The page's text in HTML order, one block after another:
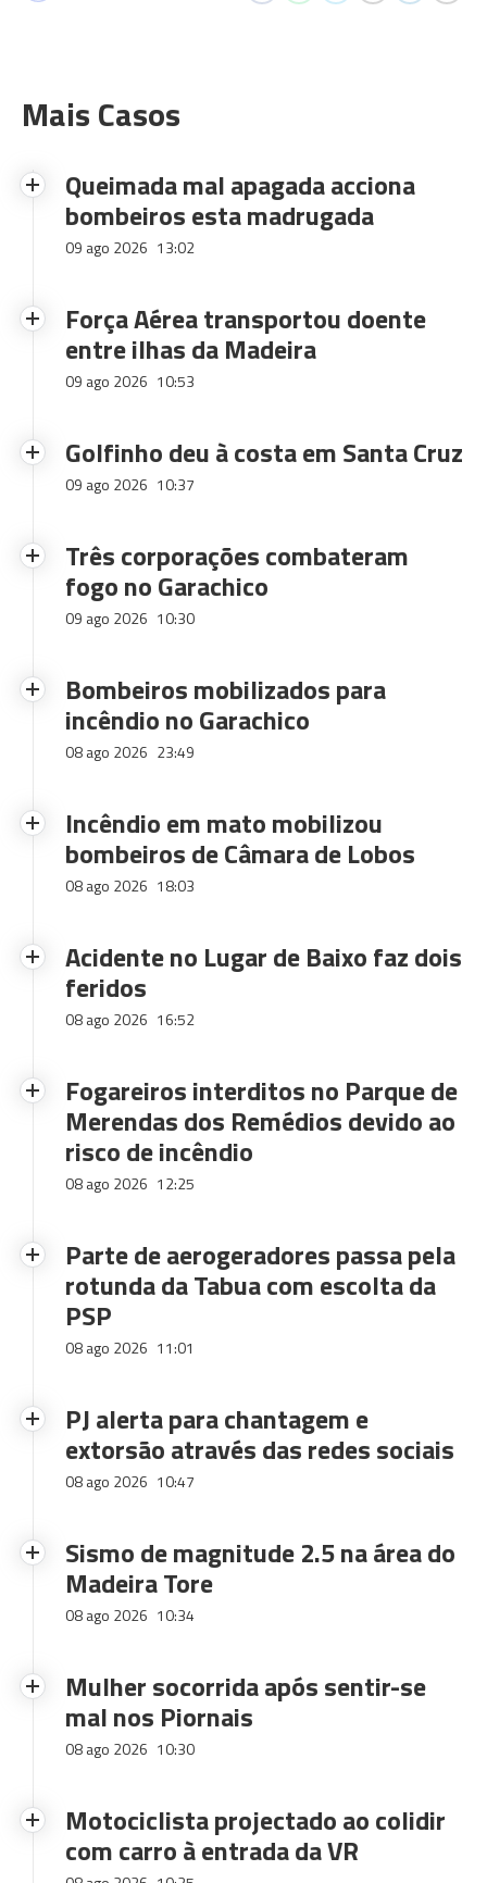
Mais Casos
Queimada mal apagada acciona
bombeiros esta madrugada
09 ago 2026 13:02
Força Aérea transportou doente
entre ilhas da Madeira
09 ago 2026 10:53
Golfinho deu à costa em Santa Cruz
09 ago 2026 10:37
Três corporações combateram
fogo no Garachico
09 ago 2026 10:30
Bombeiros mobilizados para
incêndio no Garachico
08 ago 2026 23:49
Incêndio em mato mobilizou
bombeiros de Câmara de Lobos
08 ago 2026 18:03
Acidente no Lugar de Baixo faz dois
feridos
08 ago 2026 16:52
Fogareiros interditos no Parque de
Merendas dos Remédios devido ao
risco de incêndio
08 ago 2026 12:25
Parte de aerogeradores passa pela
rotunda da Tabua com escolta da
PSP
08 ago 2026 11:01
PJ alerta para chantagem e
extorsão através das redes sociais
08 ago 2026 10:47
Sismo de magnitude 2.5 na área do
Madeira Tore
08 ago 2026 10:34
Mulher socorrida após sentir-se
mal nos Piornais
08 ago 2026 10:30
Motociclista projectado ao colidir
com carro à entrada da VR